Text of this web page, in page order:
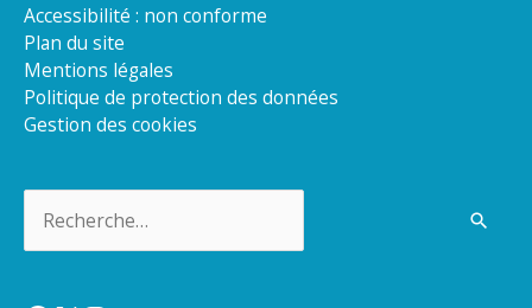
Accessibilité : non conforme
Plan du site
Mentions légales
Politique de protection des données
Gestion des cookies